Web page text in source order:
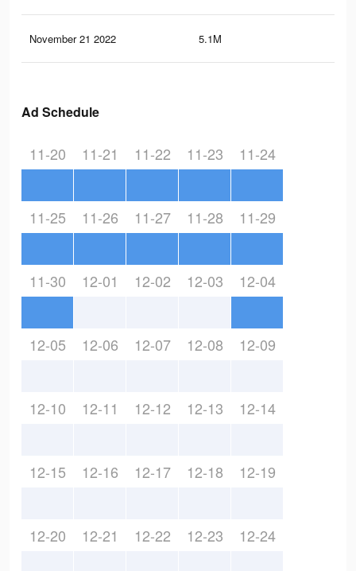
November 21 2022 5.1M
Ad Schedule
11-20 11-21 11-22 11-23 11-24
11-25 11-26 11-27 11-28 11-29
11-30 12-01 12-02 12-03 12-04
12-05 12-06 12-07 12-08 12-09
12-10 12-11 12-12 12-13 12-14
12-15 12-16 12-17 12-18 12-19
12-20 12-21 12-22 12-23 12-24